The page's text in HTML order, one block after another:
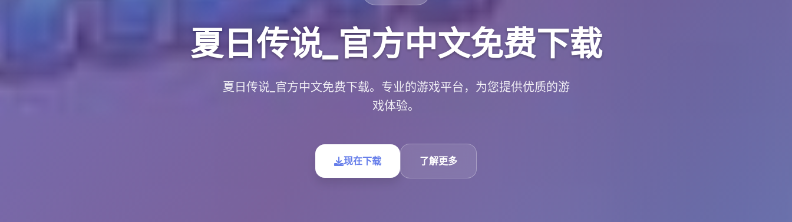
夏日传说_官方中文免费下载
夏日传说_官方中文免费下载。专业的游戏平台，为您提供优质的游
戏体验。
现在下载 了解更多